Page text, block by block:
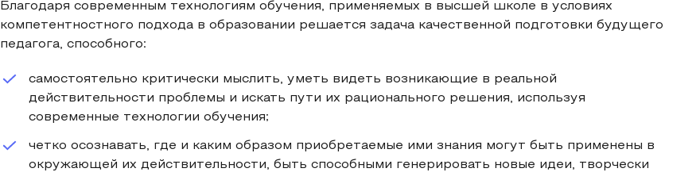
Благодаря современным технологиям обучения, применяемых в высшей школе в условиях
компетентностного подхода в образовании решается задача качественной подготовки будущего
педагога, способного:
самостоятельно критически мыслить, уметь видеть возникающие в реальной
действительности проблемы и искать пути их рационального решения, используя
современные технологии обучения;
четко осознавать, где и каким образом приобретаемые ими знания могут быть применены в
окружающей их действительности, быть способными генерировать новые идеи, творчески